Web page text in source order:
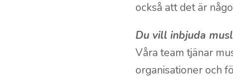
också att det är
Du vill inbjuda
Våra team tjänar
organisationer och